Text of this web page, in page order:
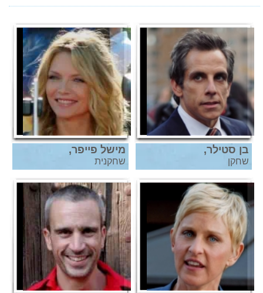
בן סטילר,
שחקן
מישל פייפר,
שחקנית